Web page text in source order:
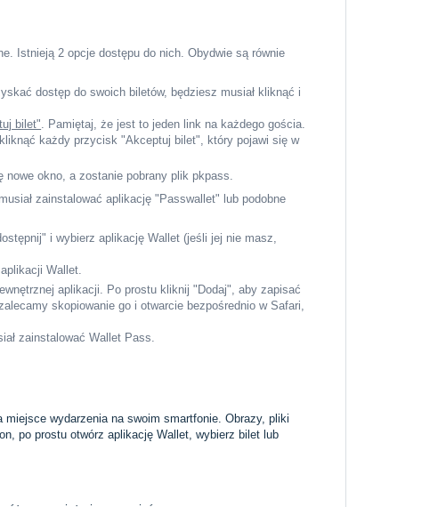
Istnieją 2 opcje dostępu do nich. Obydwie są równie
dostęp do swoich biletów, będziesz musiał kliknąć i
bilet". Pamiętaj, że jest to jeden link na każdego gościa.
każdy przycisk "Akceptuj bilet", który pojawi się w
okno, a zostanie pobrany plik pkpass.
zainstalować aplikację "Passwallet" lub podobne
i wybierz aplikację Wallet (jeśli jej nie masz,
Wallet.
aplikacji. Po prostu kliknij "Dodaj", aby zapisać
skopiowanie go i otwarcie bezpośrednio w Safari,
zainstalować Wallet Pass.
wydarzenia na swoim smartfonie. Obrazy, pliki
po prostu otwórz aplikację Wallet, wybierz bilet lub